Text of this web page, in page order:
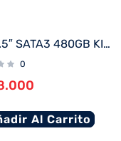
SSD 2.5″ SATA3 480GB KINGSTON SA400S37/480G
0
Al Carrito